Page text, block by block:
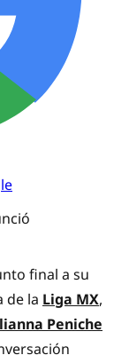
final a su
de la Liga MX,
Peniche